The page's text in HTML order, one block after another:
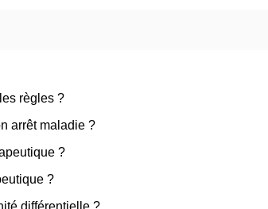
règles ?
arrêt maladie ?
?
?